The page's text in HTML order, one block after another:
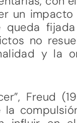
un
no
y la
Freud